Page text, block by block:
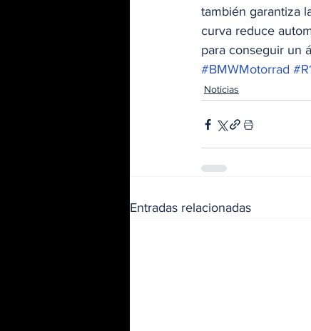
también garantiza
curva reduce
para conseguir un
#BMWMotorrad
Noticias
Entradas relacionadas